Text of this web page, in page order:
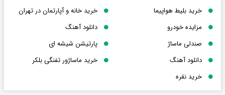
خرید بلیط هواپیما
خرید خانه و آپارتمان در تهران
مزایده خودرو
دانلود آهنگ
صندلی ماساژ
پارتیشن شیشه ای
دانلود آهنگ
خرید ماساژور تفنگی بلکر
خرید نقره